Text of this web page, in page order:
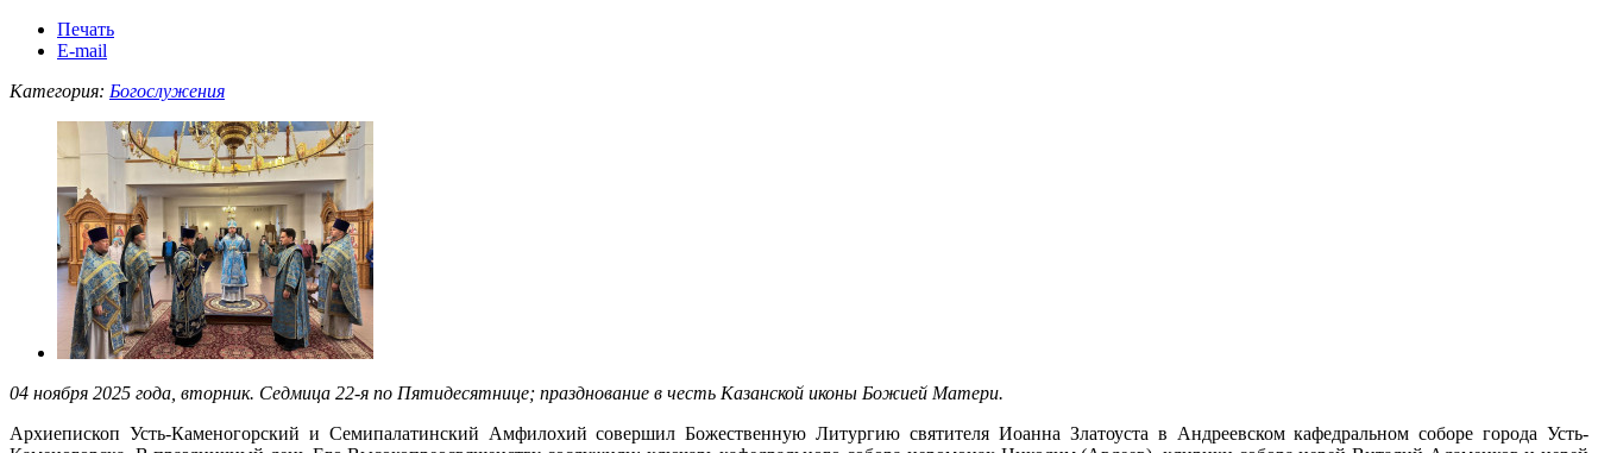
Печать
E-mail
Категория: Богослужения
04 ноября 2025 года, вторник. Седмица 22-я по Пятидесятнице; празднование в честь Казанской иконы Божией Матери.
Архиепископ Усть-Каменогорский и Семипалатинский Амфилохий совершил Божественную Литургию святителя Иоанна Златоуста в Андреевском кафедральном соборе города Усть-